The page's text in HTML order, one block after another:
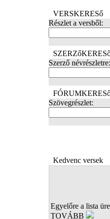
VERSKERESő
Részlet a versből:
Szerző névrészletre:
Szövegrészlet:
Kedvenc versek
Egyelőre a lista
TOVÁBB